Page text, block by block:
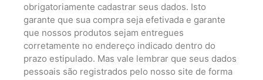
obrigatoriamente cadastrar seus dados. Isto
garante que sua compra seja efetivada e garante
que nossos produtos sejam entregues
corretamente no endereço indicado dentro do
prazo estipulado. Mas vale lembrar que seus dados
pessoais são registrados pelo nosso site de forma